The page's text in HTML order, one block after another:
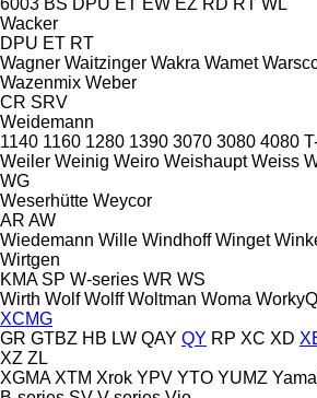
Wacker
DPU ET RT
Wagner Waitzinger Wakra Wamet
Wazenmix Weber
CR SRV
Weidemann
1140 1160 1280 1390 3070 3080 4080
Weiler Weinig Weiro Weishaupt Weiss
WG
Weserhütte Weycor
AR AW
Wiedemann Wille Windhoff Winget
Wirtgen
KMA SP W-series WR WS
Wirth Wolf Wolff Woltman Woma
XCMG
GR GTBZ HB LW QAY QY RP XC XD
XZ ZL
XGMA XTM Xrok YPV YTO YUMZ